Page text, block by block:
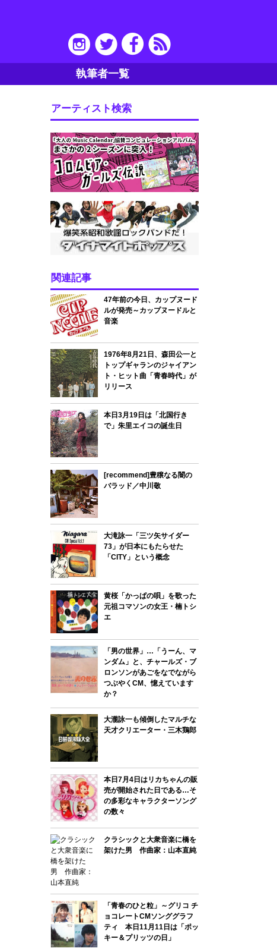
執筆者一覧
アーティスト検索
関連記事
47年前の今日、カップヌード
ルが発売～カップヌードルと
音楽
1976年8月21日、森田公一と
トップギャランのジャイアン
ト・ヒット曲「青春時代」が
リリース
本日3月19日は「北国行き
で」朱里エイコの誕生日
[recommend]豊穣なる闇の
バラッド／中川敬
大滝詠一「三ツ矢サイダー
73」が日本にもたらせた
「CITY」という概念
黄桜「かっぱの唄」を歌った
元祖コマソンの女王・楠トシ
エ
「男の世界」…「うーん、マ
ンダム」と、チャールズ・ブ
ロンソンがあごをなでながら
つぶやくCM、憶えています
か？
大瀧詠一も傾倒したマルチな
天才クリエーター・三木鶏郎
本日7月4日はリカちゃんの販
売が開始された日である…そ
の多彩なキャラクターソング
の数々
クラシックと大衆音楽に橋を
架けた男 作曲家：山本直純
「青春のひと粒」～グリコ チ
ョコレートCMソンググラフ
ティ 本日11月11日は「ポッ
キー＆プリッツの日」